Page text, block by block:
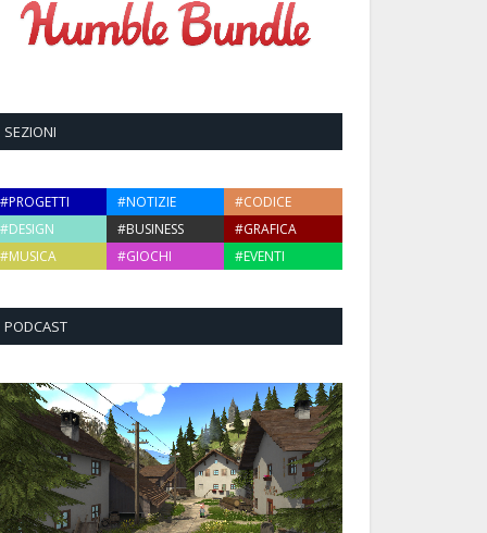
SEZIONI
#PROGETTI #NOTIZIE
#CODICE
#DESIGN
#BUSINESS
#GRAFICA
#MUSICA
#GIOCHI #EVENTI
PODCAST